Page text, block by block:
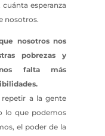
esperanza
nosotros.
nosotros nos
pobrezas y
nos falta más
repetir a la gente
lo que podemos
el poder de la